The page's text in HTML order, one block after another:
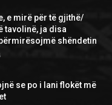
e mirë për të gjithë/
tavolinë, ja disa
shëndetin
se po i lani flokët më